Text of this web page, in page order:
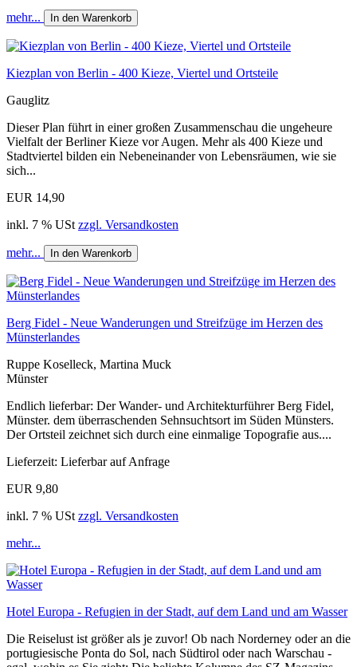
mehr... In den Warenkorb
Kiezplan von Berlin - 400 Kieze, Viertel und Ortsteile
Gauglitz
Dieser Plan führt in einer großen Zusammenschau die ungeheure
Vielfalt der Berliner Kieze vor Augen. Mehr als 400 Kieze und
Stadtviertel bilden ein ­Nebeneinander von Lebensräumen, wie sie
sich...
EUR 14,90
inkl. 7 % USt zzgl. Versandkosten
mehr... In den Warenkorb
Berg Fidel - Neue Wanderungen und Streifzüge im Herzen des
Münsterlandes
Ruppe Koselleck, Martina Muck
Münster
Endlich lieferbar: Der Wander- und Architekturführer Berg Fidel,
Münster. dem überraschenden Sehnsuchtsort im Süden Münsters.
Der Ortsteil zeichnet sich durch eine einmalige Topografie aus....
Lieferzeit: Lieferbar auf Anfrage
EUR 9,80
inkl. 7 % USt zzgl. Versandkosten
mehr...
Hotel Europa - Refugien in der Stadt, auf dem Land und am Wasser
Die Reiselust ist größer als je zuvor! Ob nach Norderney oder an die
portugiesische Ponta do Sol, nach Südtirol oder nach Warschau -